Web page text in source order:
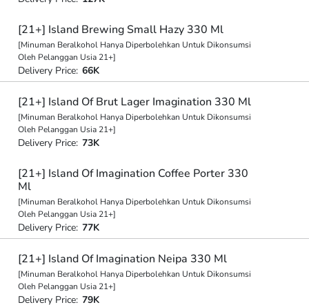
[21+] Island Brewing Small Hazy 330 Ml
[Minuman Beralkohol Hanya Diperbolehkan Untuk Dikonsumsi
Oleh Pelanggan Usia 21+]
Delivery Price: 66K
[21+] Island Of Brut Lager Imagination 330 Ml
[Minuman Beralkohol Hanya Diperbolehkan Untuk Dikonsumsi
Oleh Pelanggan Usia 21+]
Delivery Price: 73K
[21+] Island Of Imagination Coffee Porter 330
Ml
[Minuman Beralkohol Hanya Diperbolehkan Untuk Dikonsumsi
Oleh Pelanggan Usia 21+]
Delivery Price: 77K
[21+] Island Of Imagination Neipa 330 Ml
[Minuman Beralkohol Hanya Diperbolehkan Untuk Dikonsumsi
Oleh Pelanggan Usia 21+]
Delivery Price: 79K